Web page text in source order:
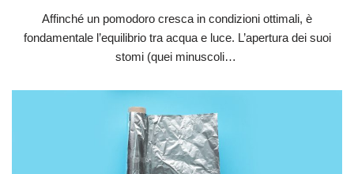
Affinché un pomodoro cresca in condizioni ottimali, è
fondamentale l’equilibrio tra acqua e luce. L’apertura dei suoi
stomi (quei minuscoli…